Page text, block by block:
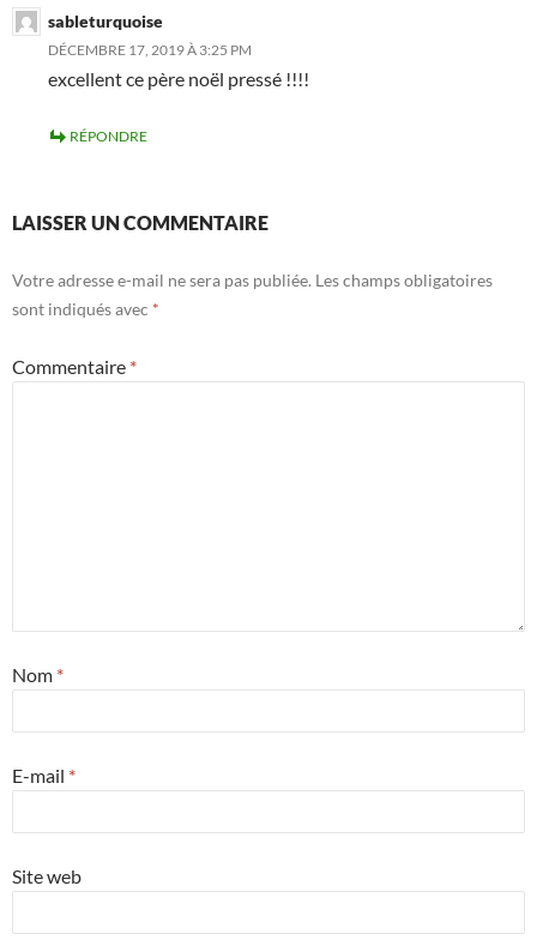
sableturquoise
DÉCEMBRE 17, 2019 À 3:25 PM
excellent ce père noël pressé !!!!
RÉPONDRE
LAISSER UN COMMENTAIRE
Votre adresse e-mail ne sera pas publiée. Les champs obligatoires
sont indiqués avec *
Commentaire *
Nom *
E-mail *
Site web